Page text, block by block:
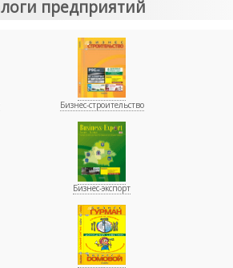
предприятий
Бизнес-строительство
Бизнес-экспорт